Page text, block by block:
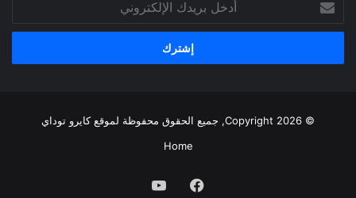
بريدك
الإلكتروني
© Copyright 2026, جميع الحقوق محفوظة لموقع
كايرو توداي
Home
فيسبوك